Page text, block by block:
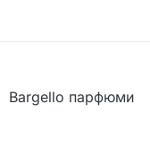
Bargello парфюми